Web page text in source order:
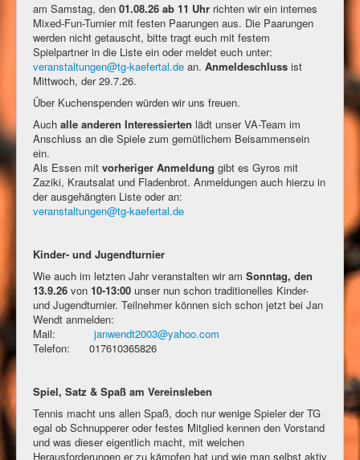
am Samstag, den 01.08.26 ab 11 Uhr richten wir ein internes
Mixed-Fun-Turnier mit festen Paarungen aus. Die Paarungen
werden nicht getauscht, bitte tragt euch mit festem
Spielpartner in die Liste ein oder meldet euch unter:
veranstaltungen@tg-kaefertal.de an. Anmeldeschluss ist
Mittwoch, der 29.7.26.
Über Kuchenspenden würden wir uns freuen.
Auch alle anderen Interessierten lädt unser VA-Team im
Anschluss an die Spiele zum gemütlichem Beisammensein
ein.
Als Essen mit vorheriger Anmeldung gibt es Gyros mit
Zaziki, Krautsalat und Fladenbrot. Anmeldungen auch hierzu in
der ausgehängten Liste oder an:
veranstaltungen@tg-kaefertal.de
Kinder- und Jugendturnier
Wie auch im letzten Jahr veranstalten wir am Sonntag, den
13.9.26 von 10-13:00 unser nun schon traditionelles Kinder-
und Jugendturnier. Teilnehmer können sich schon jetzt bei Jan
Wendt anmelden:
Mail: janwendt2003@yahoo.com
Telefon: 017610365826
Spiel, Satz & Spaß am Vereinsleben
Tennis macht uns allen Spaß, doch nur wenige Spieler der TG
egal ob Schnupperer oder festes Mitglied kennen den Vorstand
und was dieser eigentlich macht, mit welchen
Herausforderungen er zu kämpfen hat und wie man selbst aktiv